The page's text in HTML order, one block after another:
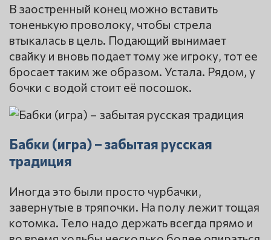
В заостренный конец можно вставить
тоненькую проволоку, чтобы стрела
втыкалась в цель. Подающий вынимает
свайку и вновь подает тому же игроку, тот ее
бросает таким же образом. Устала. Рядом, у
бочки с водой стоит её посошок.
Бабки (игра) – забытая русская
традиция
Иногда это были просто чурбачки,
завернутые в тряпочки. На полу лежит тощая
котомка. Тело надо держать всегда прямо и